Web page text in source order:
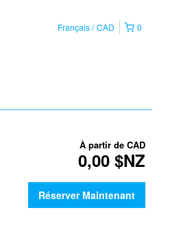
0
Français CAD
À partir de CAD
0,00 $NZ
Réserver Maintenant